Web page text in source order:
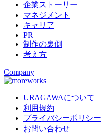
企業ストーリー
マネジメント
キャリア
PR
制作の裏側
考え方
Company
URAGAWAについて
利用規約
プライバシーポリシー
お問い合わせ